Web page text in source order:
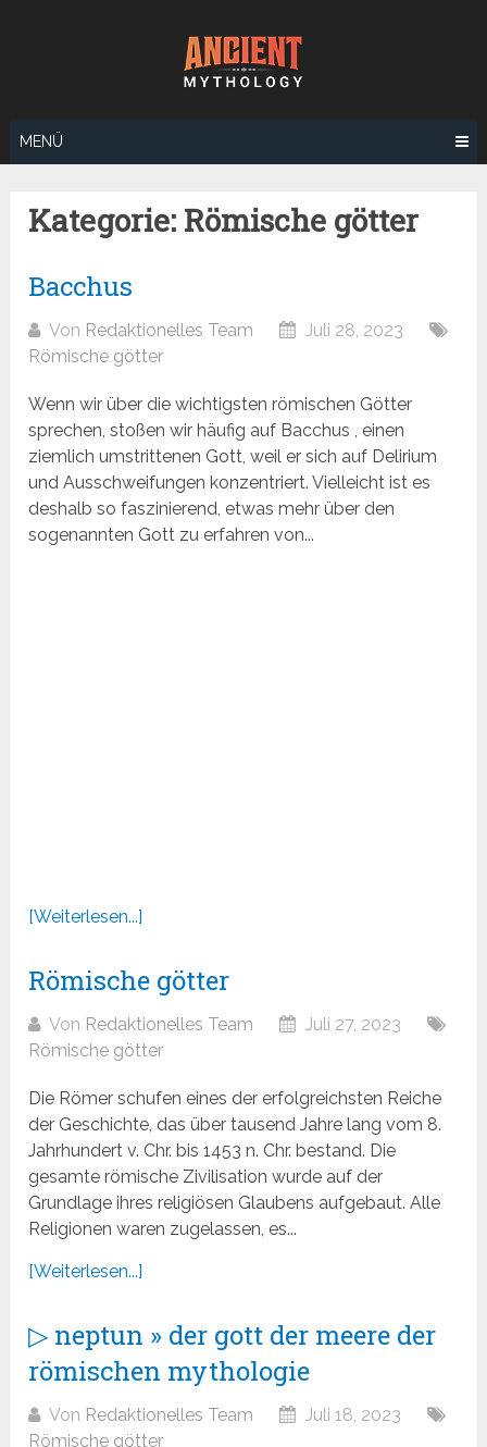
MENÜ
Kategorie: Römische götter
Bacchus
Von Redaktionelles Team
Juli 28, 2023
Römische götter
Wenn wir über die wichtigsten römischen Götter
sprechen, stoßen wir häufig auf Bacchus , einen
ziemlich umstrittenen Gott, weil er sich auf Delirium
und Ausschweifungen konzentriert. Vielleicht ist es
deshalb so faszinierend, etwas mehr über den
sogenannten Gott zu erfahren von...
[Weiterlesen...]
Römische götter
Von Redaktionelles Team
Juli 27, 2023
Römische götter
Die Römer schufen eines der erfolgreichsten Reiche
der Geschichte, das über tausend Jahre lang vom 8.
Jahrhundert v. Chr. bis 1453 n. Chr. bestand. Die
gesamte römische Zivilisation wurde auf der
Grundlage ihres religiösen Glaubens aufgebaut. Alle
Religionen waren zugelassen, es...
[Weiterlesen...]
▷ neptun » der gott der meere der
römischen mythologie
Von Redaktionelles Team
Juli 18, 2023
Römische götter